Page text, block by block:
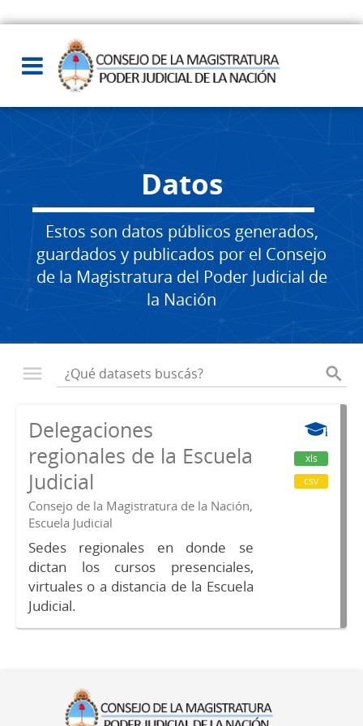
Datos
Estos son datos públicos generados,
guardados y publicados por el Consejo
de la Magistratura del Poder Judicial de
la Nación
Delegaciones
regionales de la Escuela
Judicial
Consejo de la Magistratura de la Nación,
Escuela Judicial
Sedes regionales en donde se
dictan los cursos presenciales,
virtuales o a distancia de la Escuela
Judicial.
xls
csv